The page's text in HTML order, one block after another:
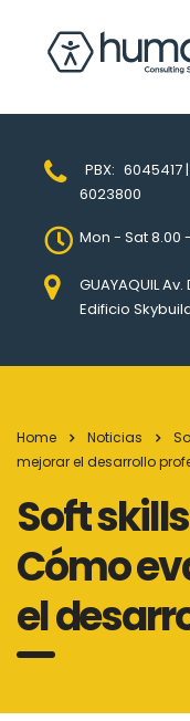
PBX: 6045417
6023800
Mon - Sat 8.00
GUAYAQUIL
Edificio
Home Noticias
mejorar el desarrollo
Soft
Cómo
el